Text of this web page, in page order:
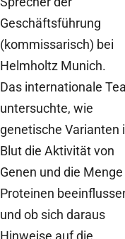
Geschäftsführung
(kommissarisch) bei
Helmholtz Munich.
Das internationale
untersuchte, wie
genetische Varianten
Blut die Aktivität von
Genen und die
Proteinen
und ob sich daraus
Hinweise auf die